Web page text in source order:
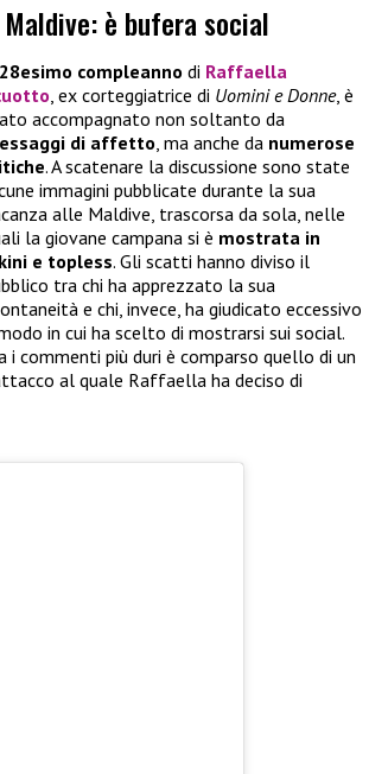
è bufera social
28esimo compleanno di Raffaella
, ex corteggiatrice di Uomini e Donne, è
accompagnato non soltanto da
di affetto, ma anche da numerose
. A scatenare la discussione sono state
immagini pubblicate durante la sua
alle Maldive, trascorsa da sola, nelle
la giovane campana si è mostrata in
e topless. Gli scatti hanno diviso il
tra chi ha apprezzato la sua
e chi, invece, ha giudicato eccessivo
in cui ha scelto di mostrarsi sui social.
i commenti più duri è comparso quello di un
al quale Raffaella ha deciso di